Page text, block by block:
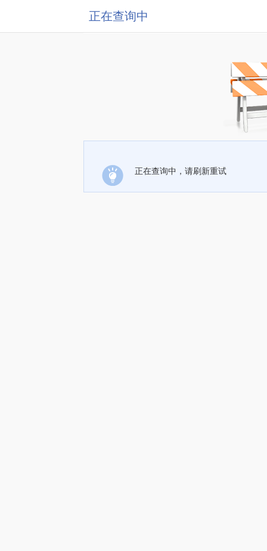
正在查询中
正在查询中，请刷新重试